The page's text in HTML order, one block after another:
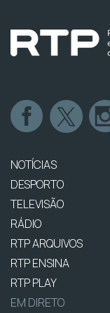
NOTÍCIAS
DESPORTO
TELEVISÃO
RÁDIO
RTP ARQUIVOS
RTP ENSINA
RTP PLAY
EM DIRETO